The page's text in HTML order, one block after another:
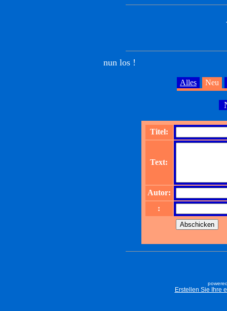
nun los !
Alles Neu
Titel:
Text:
Autor:
:
Erstellen Sie Ihre